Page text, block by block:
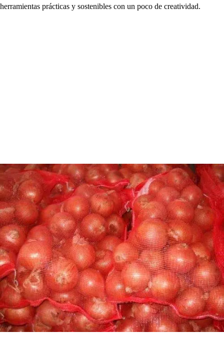
herramientas prácticas y sostenibles con un poco de creatividad.